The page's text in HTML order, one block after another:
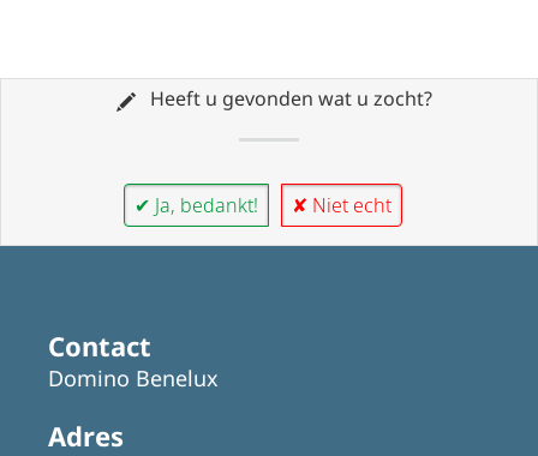
Heeft u gevonden wat u zocht?
✔ Ja, bedankt! ✘ Niet echt
Contact
Domino Benelux
Adres